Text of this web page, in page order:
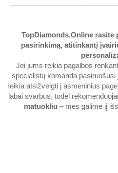
TopDiamonds.Online rasite
pasirinkimą, atitinkantį
Jei jums reikia pagalbos
specialistų komanda
reikia atsižvelgti į asmeninius
labai svarbus, todėl
matuokliu – mes galime jį